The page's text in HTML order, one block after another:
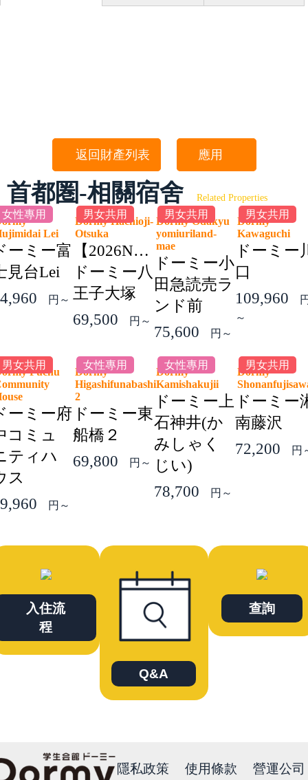
返回財產列表 應用
首都圏-相關宿舍 Related Properties
女性專用
Lei
ーミー富
見台Lei
円～
男女共用
Dormy Hachioji-
Otsuka
【2026NEW】
ドーミー八
王子大塚
69,500
円～
男女共用
Dormy Odakyu
yomiuriland-
mae
ドーミー小
田急読売ラ
ンド前
75,600
円～
男女共用
Dormy
Kawaguchi
ドーミー
口
109,960
～
男女共用
Fuchu
ーミー府
コミュ
ティハ
ス
円～
女性專用
Dormy
Higashifunabashi
2
ドーミー東
船橋２
69,800
円～
女性專用
Dormy
Kamishakujii
ドーミー上
石神井(か
みしゃく
じい)
78,700
円～
男女共用
Dormy
ドーミー
南藤沢
72,200
円
入住流
程
Q&A
查詢
隱私政策 使用條款 營運公司